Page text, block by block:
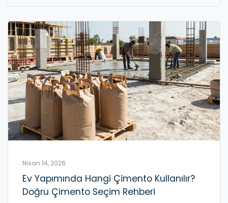
Nisan 14, 2026
Ev Yapımında Hangi Çimento Kullanılır?
Doğru Çimento Seçim Rehberi